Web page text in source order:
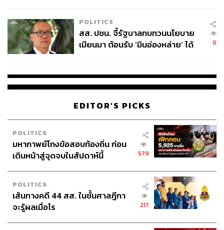
POLITICS
สส. ปชน. จี้รัฐบาลทบทวนนโยบาย
เมียนมา ต้อนรับ ‘มินอ่องหล่าย’ ได้
0
EDITOR'S PICKS
POLITICS
มหากาพย์โกงข้อสอบท้องถิ่น ก่อน
เดินหน้าสู่จุดจบในสัปดาห์นี้
579
POLITICS
เส้นทางคดี 44 สส. ในชั้นศาลฎีกา
จะรู้ผลเมื่อไร
217